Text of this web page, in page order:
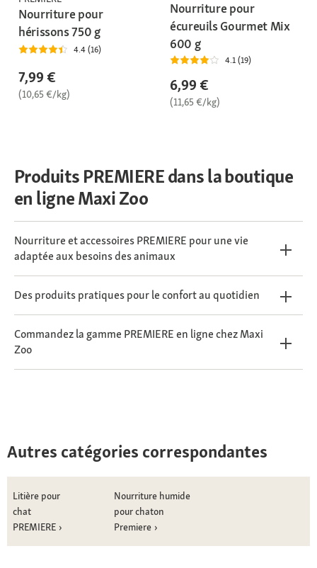
Nourriture pour
hérissons 750 g
4.4 (16)
7,99 €
(10,65 €/kg)
Nourriture pour
écureuils Gourmet Mix
600 g
4.1 (19)
6,99 €
(11,65 €/kg)
Produits PREMIERE dans la boutique
en ligne Maxi Zoo
Nourriture et accessoires PREMIERE pour une vie
adaptée aux besoins des animaux
Des produits pratiques pour le confort au quotidien
Commandez la gamme PREMIERE en ligne chez Maxi
Zoo
Autres catégories correspondantes
Litière pour
chat
PREMIERE
Nourriture humide
pour chaton
Premiere